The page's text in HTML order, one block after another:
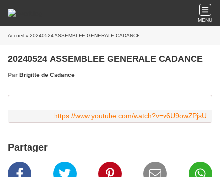
MENU
Accueil » 20240524 ASSEMBLEE GENERALE CADANCE
20240524 ASSEMBLEE GENERALE CADANCE
Par Brigitte de Cadance
https://www.youtube.com/watch?v=v6U9owZPjsU
Partager